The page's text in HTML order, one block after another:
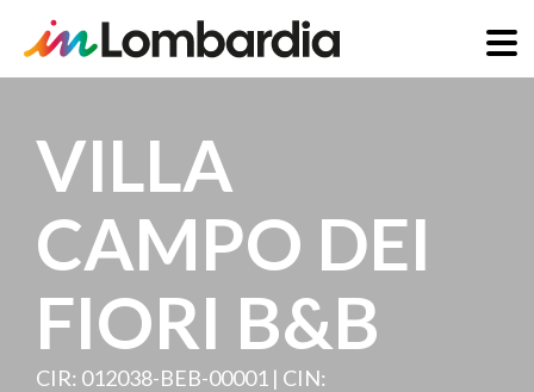
main
content
VILLA
CAMPO DEI
FIORI B&B
CIR: 012038-BEB-00001 | CIN: